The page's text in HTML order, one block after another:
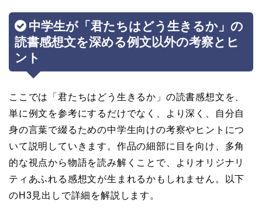
中学生が「君たちはどう生きるか」の
読書感想文を深める例文以外の考察とヒ
ント
ここでは「君たちはどう生きるか」の読書感想文を、
単に例文を参考にするだけでなく、より深く、自分自
身の言葉で綴るための中学生向けの考察やヒントにつ
いて説明していきます。作品の細部に目を向け、多角
的な視点から物語を読み解くことで、よりオリジナリ
ティあふれる感想文が生まれるかもしれません。以下
のH3見出しで詳細を解説します。